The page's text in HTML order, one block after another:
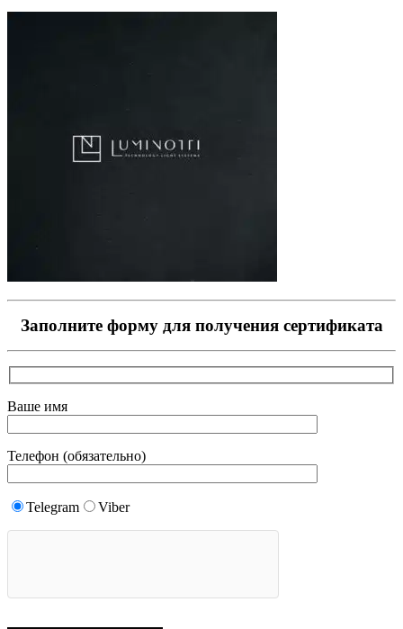
Заполните форму для получения сертификата
Ваше имя
Телефон (обязательно)
Telegram Viber